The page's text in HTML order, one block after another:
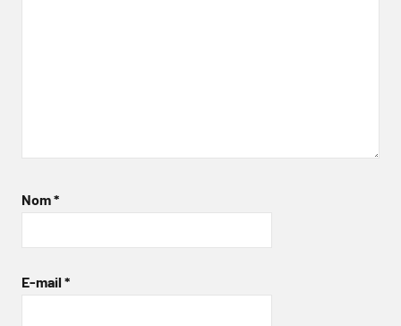
Nom*
E-mail *